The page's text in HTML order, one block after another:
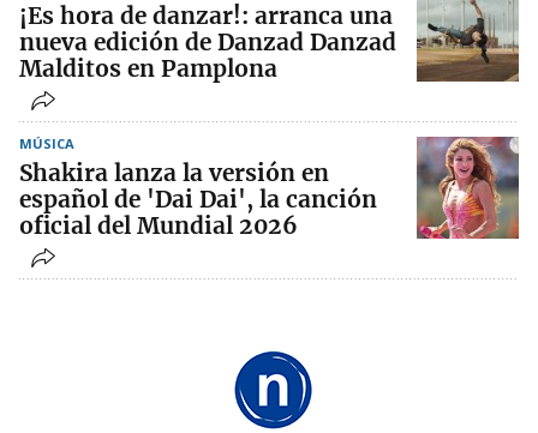
¡Es hora de danzar!: arranca una
nueva edición de Danzad Danzad
Malditos en Pamplona
MÚSICA
Shakira lanza la versión en
español de 'Dai Dai', la canción
oficial del Mundial 2026